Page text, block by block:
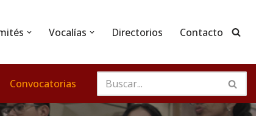
Vocalías Directorios Contacto
Convocatorias